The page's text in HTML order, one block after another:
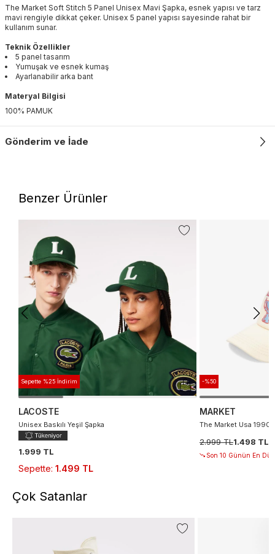
The Market Soft Stitch 5 Panel Unisex Mavi Şapka, esnek yapısı ve tarz
mavi rengiyle dikkat çeker. Unisex 5 panel yapısı sayesinde rahat bir
kullanım sunar.
Teknik Özellikler
5 panel tasarım
Yumuşak ve esnek kumaş
Ayarlanabilir arka bant
Materyal Bilgisi
100% PAMUK
Gönderim ve İade
Benzer Ürünler
Sepette %25 İndirim
LACOSTE
Unisex Baskılı Yeşil Şapka
1.999 TL
Sepette: 1.499 TL
-%50
MARKET
The Market Usa 1990
2.999 TL1.498 TL
Son 10 Günün En
Çok Satanlar